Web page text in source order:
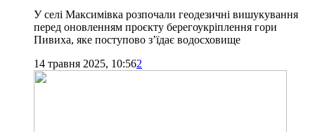
У селі Максимівка розпочали геодезичні вишукування
перед оновленням проєкту берегоукріплення гори
Пивиха, яке поступово з’їдає водосховище
14 травня 2025, 10:562